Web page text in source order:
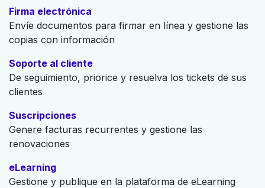
Firma electrónica
Envíe documentos para firmar en línea y gestione las
copias con información
Soporte al cliente
De seguimiento, priorice y resuelva los tickets de sus
clientes
Suscripciones
Genere facturas recurrentes y gestione las
renovaciones
eLearning
Gestione y publique en la plataforma de eLearning